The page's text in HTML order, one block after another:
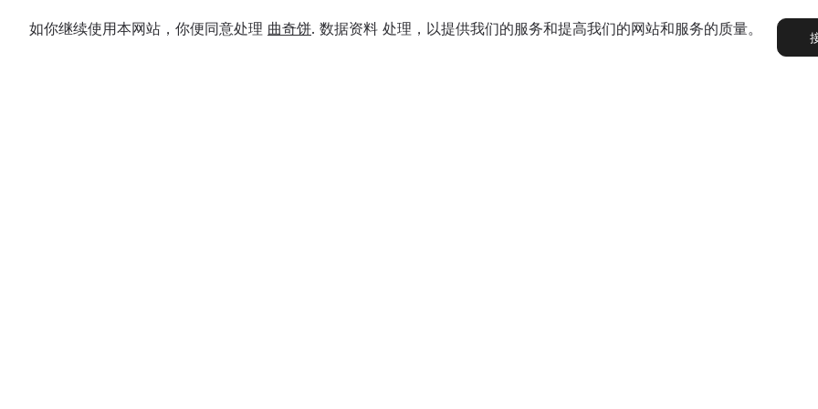
如你继续使用本网站，你便同意处理 曲奇饼. 数据资料 处理，以提供我们的服务和提高我们的网站和服务的质量。